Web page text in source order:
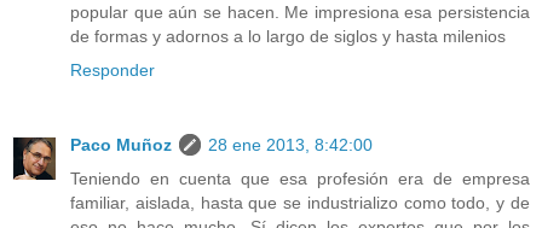
popular que aún se hacen. Me impresiona esa persistencia
de formas y adornos a lo largo de siglos y hasta milenios
Responder
Paco Muñoz
28 ene 2013, 8:42:00
Teniendo en cuenta que esa profesión era de empresa
familiar, aislada, hasta que se industrializo como todo, y de